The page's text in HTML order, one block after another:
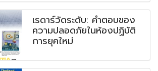
เรดาร์วัดระดับ: คำตอบของ
ความปลอดภัยในห้องปฏิบัติ
การยุคใหม่